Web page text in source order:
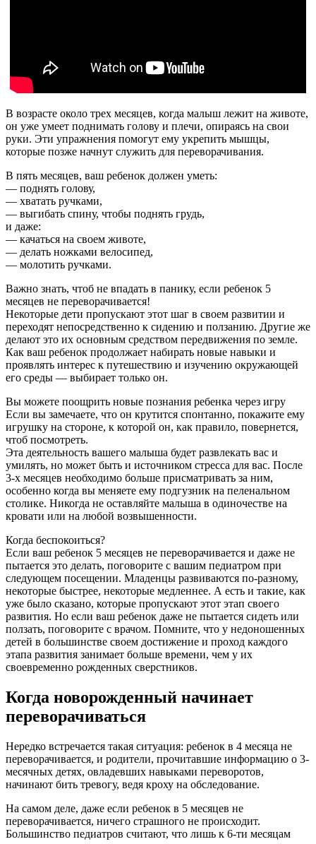
В возрасте около трех месяцев, когда малыш лежит на животе,
он уже умеет поднимать голову и плечи, опираясь на свои
руки. Эти упражнения помогут ему укрепить мышцы,
которые позже начнут служить для переворачивания.
В пять месяцев, ваш ребенок должен уметь:
— поднять голову,
— хватать ручками,
— выгибать спину, чтобы поднять грудь,
и даже:
— качаться на своем животе,
— делать ножками велосипед,
— молотить ручками.
Важно знать, чтоб не впадать в панику, если ребенок 5
месяцев не переворачивается!
Некоторые дети пропускают этот шаг в своем развитии и
переходят непосредственно к сидению и ползанию. Другие же
делают это их основным средством передвижения по земле.
Как ваш ребенок продолжает набирать новые навыки и
проявлять интерес к путешествию и изучению окружающей
его среды — выбирает только он.
Вы можете поощрить новые познания ребенка через игру
Если вы замечаете, что он крутится спонтанно, покажите ему
игрушку на стороне, к которой он, как правило, повернется,
чтоб посмотреть.
Эта деятельность вашего малыша будет развлекать вас и
умилять, но может быть и источником стресса для вас. После
3-х месяцев необходимо больше присматривать за ним,
особенно когда вы меняете ему подгузник на пеленальном
столике. Никогда не оставляйте малыша в одиночестве на
кровати или на любой возвышенности.
Когда беспокоиться?
Если ваш ребенок 5 месяцев не переворачивается и даже не
пытается это делать, поговорите с вашим педиатром при
следующем посещении. Младенцы развиваются по-разному,
некоторые быстрее, некоторые медленнее. А есть и такие, как
уже было сказано, которые пропускают этот этап своего
развития. Но если ваш ребенок даже не пытается сидеть или
ползать, поговорите с врачом. Помните, что у недоношенных
детей в большинстве своем достижение и проход каждого
этапа развития занимает больше времени, чем у их
своевременно рожденных сверстников.
Когда новорожденный начинает
переворачиваться
Нередко встречается такая ситуация: ребенок в 4 месяца не
переворачивается, и родители, прочитавшие информацию о 3-
месячных детях, овладевших навыками переворотов,
начинают бить тревогу, ведя кроху на обследование.
На самом деле, даже если ребенок в 5 месяцев не
переворачивается, ничего страшного не происходит.
Большинство педиатров считают, что лишь к 6-ти месяцам